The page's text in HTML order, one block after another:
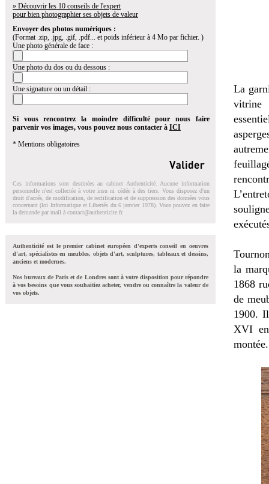
» Découvrir les 10 conseils de l'expert
pour bien photographier ses objets de valeur
Envoyer des photos numériques :
(Format .zip, .jpg, .gif, .pdf... et poids inférieur à 4 Mo par fichier. )
Une photo générale de face :
Une photo du dos ou du dessous :
Une signature ou un détail :
Si vous rencontrez la moindre difficulté pour nous faire
parvenir vos images, vous pouvez nous contacter à ICI
* Mentions obligatoires
Ces informations sont destinées au cabinet Authenticité. Aucune information
personnelle n'est collectée à votre insu ni cédée à des tiers. Vous disposez d'un
droit d'accés, de modification, de rectification et de suppression des données vous
concernant (loi Informatique et Libertés du 6 janvier 1978). Vous pouvez en faire
la demande par mail à contact@authenticite.fr.
Authenticité est le premier cabinet européen d'experts conseil en oeuvres
d'art, spécialistes en meubles, objets d'art, sculptures, tableaux et dessins,
anciens et modernes.
Nos bureaux de Paris et de Londres sont à votre disposition pour répondre
à vos besoins que vous souhaitiez acheter, vendre ou connaître la valeur de
vos objets.
La
vitrine
la
1868
de
1900.
XVI
montée.